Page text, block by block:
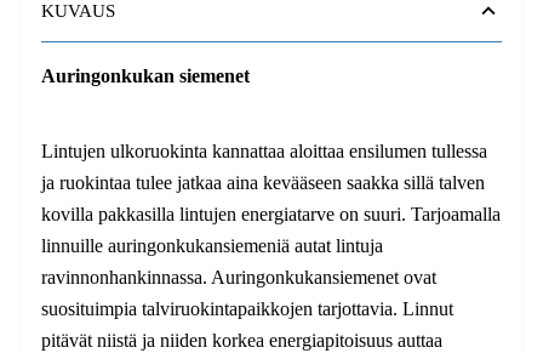
KUVAUS
Auringonkukan siemenet
Lintujen ulkoruokinta kannattaa aloittaa ensilumen tullessa
ja ruokintaa tulee jatkaa aina kevääseen saakka sillä talven
kovilla pakkasilla lintujen energiatarve on suuri. Tarjoamalla
linnuille auringonkukansiemeniä autat lintuja
ravinnonhankinnassa. Auringonkukansiemenet ovat
suosituimpia talviruokintapaikkojen tarjottavia. Linnut
pitävät niistä ja niiden korkea energiapitoisuus auttaa